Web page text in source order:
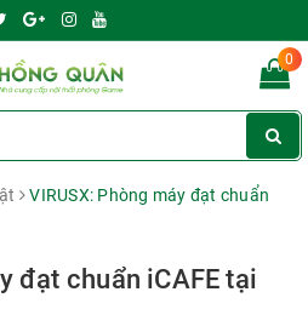
0
VIRUSX: Phòng máy đạt chuẩn
đạt chuẩn iCAFE tại